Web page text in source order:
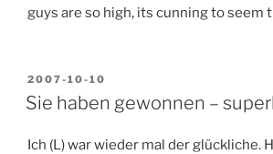
guys are so high, its cunning to seem
POSTED
ON
2007-10-10
Sie haben gewonnen –
Ich (L) war wieder mal der glückliche.